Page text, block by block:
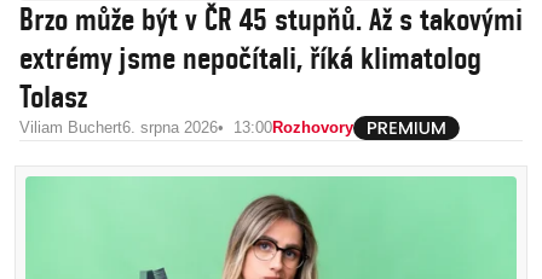
Brzo může být v ČR 45 stupňů. Až s takovými
extrémy jsme nepočítali, říká klimatolog
Tolasz
Viliam Buchert6. srpna 2026 13:00Rozhovory